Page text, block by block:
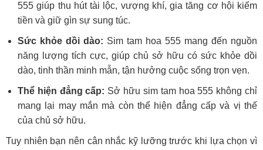
555 giúp thu hút tài lộc, vượng khí, gia tăng cơ hội kiếm
tiền và giữ gìn sự sung túc.
Sức khỏe dồi dào: Sim tam hoa 555 mang đến nguồn
năng lượng tích cực, giúp chủ sở hữu có sức khỏe dồi
dào, tinh thần minh mẫn, tận hưởng cuộc sống trọn vẹn.
Thể hiện đẳng cấp: Sở hữu sim tam hoa 555 không chỉ
mang lại may mắn mà còn thể hiện đẳng cấp và vị thế
của chủ sở hữu.
Tuy nhiên bạn nên cân nhắc kỹ lưỡng trước khi lựa chọn vì